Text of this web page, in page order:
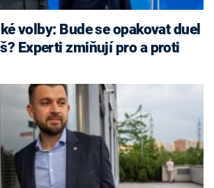
Experti zmiňují pro a proti